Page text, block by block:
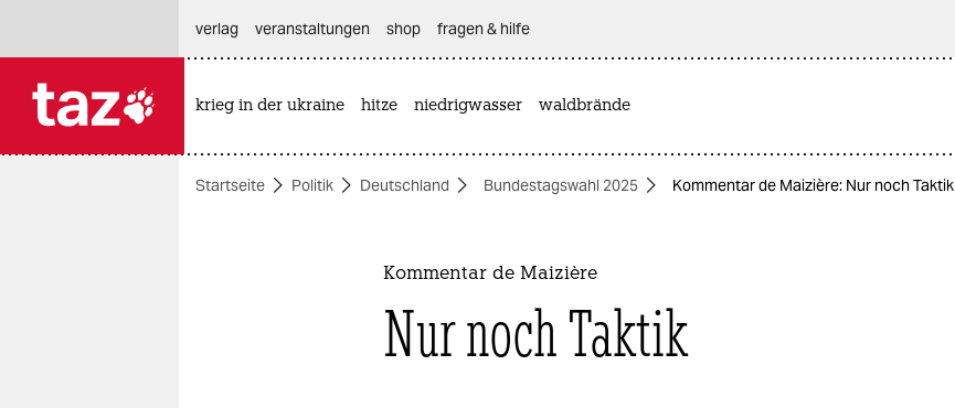
themen
verlag
veranstaltungen shop fragen & hilfe
krieg in der ukraine hitze niedrigwasser waldbrände
Startseite Politik Deutschland Bundestagswahl 2025 Kommentar de Maizière: Nur noch Taktik
Kommentar de Maizière
Nur noch Taktik